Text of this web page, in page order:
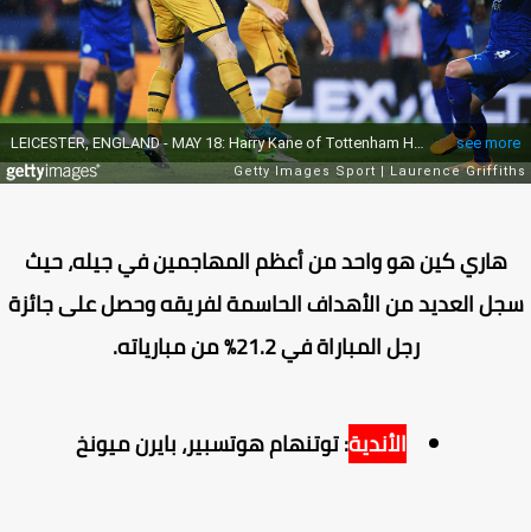
هاري كين هو واحد من أعظم المهاجمين في جيله، حيث
العديد من الأهداف الحاسمة لفريقه وحصل على جائزة
رجل المباراة في 21.2% من مبارياته.
الأندية: توتنهام هوتسبير، بايرن ميونخ